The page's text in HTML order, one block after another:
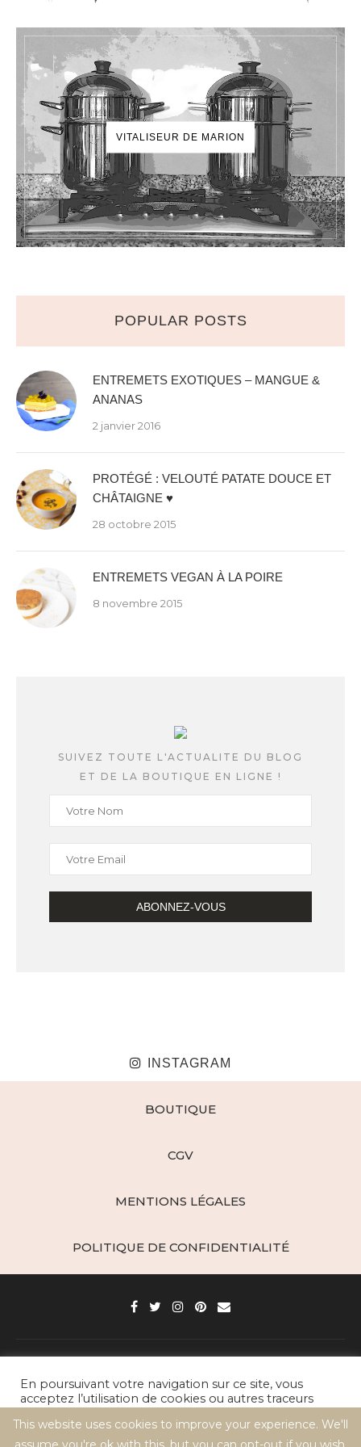
VITALISEUR DE MARION
POPULAR POSTS
ENTREMETS EXOTIQUES – MANGUE &
ANANAS
2 janvier 2016
PROTÉGÉ : VELOUTÉ PATATE DOUCE ET
CHÂTAIGNE ♥
28 octobre 2015
ENTREMETS VEGAN À LA POIRE
8 novembre 2015
SUIVEZ TOUTE L'ACTUALITE DU BLOG
ET DE LA BOUTIQUE EN LIGNE !
INSTAGRAM
BOUTIQUE
CGV
MENTIONS LÉGALES
POLITIQUE DE CONFIDENTIALITÉ
BACK TO TOP
This website uses cookies to improve your experience. We'll
En poursuivant votre navigation sur ce site, vous
acceptez l’utilisation de cookies ou autres traceurs